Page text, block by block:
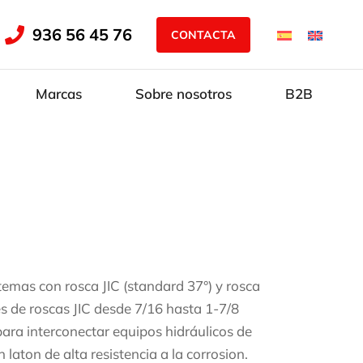
936 56 45 76 CONTACTA
Marcas Sobre nosotros B2B
con rosca JIC (standard 37°) y rosca
de roscas JIC desde 7/16 hasta 1-7/8
interconectar equipos hidráulicos de
laton de alta resistencia a la corrosion.